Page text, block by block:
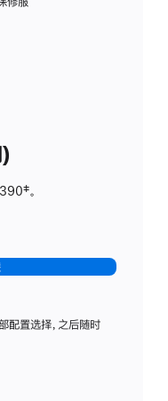
脚
‡。
配置选择，之后随时